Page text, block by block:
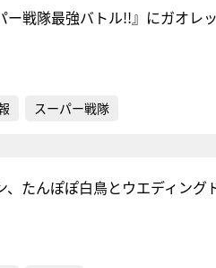
ー戦隊最強バトル!!』にガオレ
スーパー戦隊
、たんぽぽ白鳥とウエディング